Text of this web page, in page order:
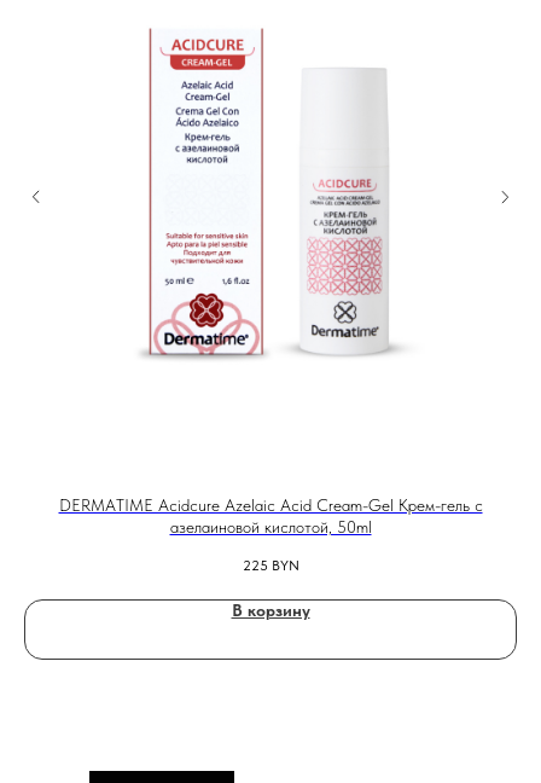
DERMATIME Acidcure Azelaic Acid Cream-Gel Крем-гель с
азелаиновой кислотой, 50ml
225 BYN
В корзину